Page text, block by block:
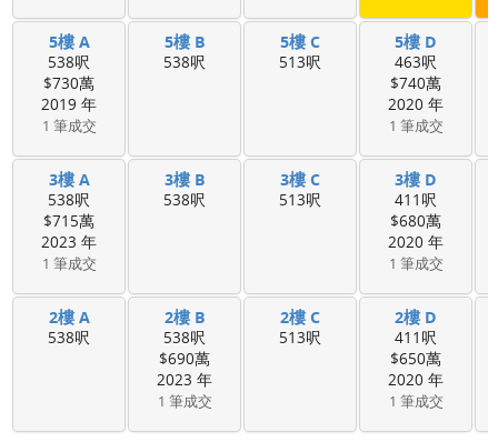
5樓 A
538呎
$730萬
2019 年
1 筆成交
5樓 B
538呎
5樓 C
513呎
5樓 D
463呎
$740萬
2020 年
1 筆成交
3樓 A
538呎
$715萬
2023 年
1 筆成交
3樓 B
538呎
3樓 C
513呎
3樓 D
411呎
$680萬
2020 年
1 筆成交
2樓 A
538呎
2樓 B
538呎
$690萬
2023 年
1 筆成交
2樓 C
513呎
2樓 D
411呎
$650萬
2020 年
1 筆成交